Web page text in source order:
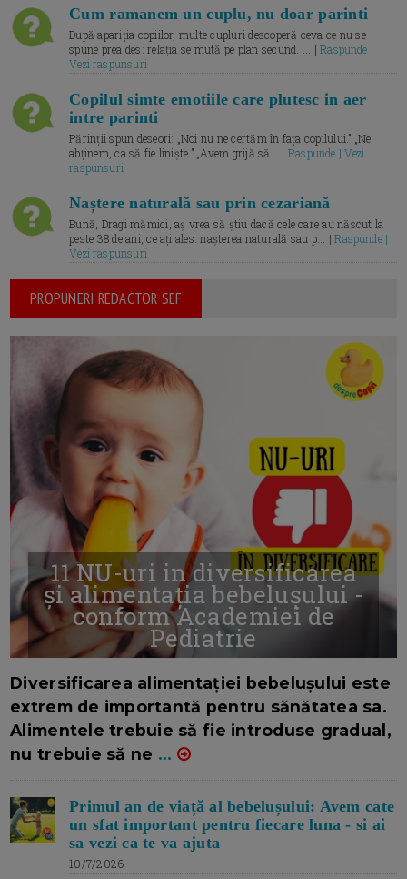
Cum ramanem un cuplu, nu doar parinti
După apariția copiilor, multe cupluri descoperă ceva ce nu se
spune prea des: relația se mută pe plan secund. ... |Raspunde |
Vezi raspunsuri
Copilul simte emotiile care plutesc in aer
intre parinti
Părinții spun deseori: „Noi nu ne certăm în fața copilului.” „Ne
abținem, ca să fie liniște.” „Avem grijă să... | Raspunde | Vezi
raspunsuri
Naștere naturală sau prin cezariană
Bună, Dragi mămici, aș vrea să știu dacă cele care au născut la
peste 38 de ani, ce ați ales: nașterea naturală sau p... |Raspunde |
Vezi raspunsuri
PROPUNERI REDACTOR SEF
11 NU-uri in diversificarea
și alimentația bebelușului -
conform Academiei de
Pediatrie
Diversificarea alimentației bebelușului este
extrem de importantă pentru sănătatea sa.
Alimentele trebuie să fie introduse gradual,
nu trebuie să ne ...
Primul an de viață al bebelușului: Avem cate
un sfat important pentru fiecare luna - si ai
sa vezi ca te va ajuta
10/7/2026